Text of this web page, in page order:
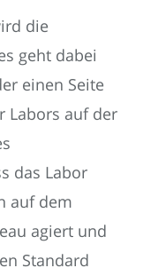
die
geht dabei
einen Seite
Labors auf der
das Labor
auf dem
agiert und
Standard